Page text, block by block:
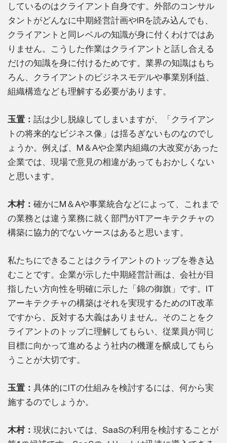
しているのはクライアント自身です。外部のコンサル
タントがどんなに中期経営計画やIRを読み込んでも、
クライアントと同レベルの知識が身に付くわけではあ
りません。こうした作業はクライアントと話し合える
だけの知識を身に付けるためです。業界の知識はもち
ろん、クライアントのビジネスモデルや事業別利益、
組織構造なども理解する必要があります。
玉置： 話は少し脱線してしまいますが、「クライアン
トの将来的なビジネス像」は揺るぎないものなのでし
ょうか。例えば、M＆Aや企業内組織の大改変があった
企業では、現場で意見の相違があってもおかしくない
と思います。
木村： 確かにM＆Aや事業統合などによって、これまで
の業務とは違う業務に就く部門がITアーキテクチャの
構築に協力的でないケースはあると思います。
私たちにできることはクライアントのトップを巻き込
むことです。企業が示した中期経営計画は、会社が目
指したい方向性を明確に示した「錦の御旗」です。IT
アーキテクチャの構築はそれを実現するためのIT改革
ですから、反対する大義はありません。そのことをク
ライアントのトップに理解してもらい、従業員が同じ
目標に向かって進めるよう社内の機運を醸成してもら
うことが大切です。
玉置： 具体的にITの仕組みを検討するには、何から実
施するのでしょうか。
木村： 現状においては、SaaSの利用を検討することが